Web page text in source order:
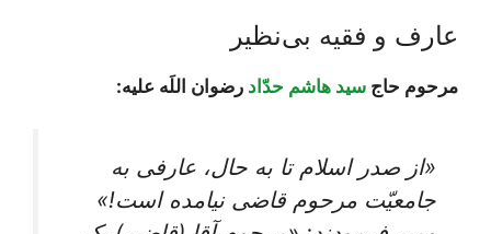
عارف و فقیه بی‌نظیر
مرحوم حاج سید هاشم حدّاد رضوان اللَه علیه:
«از صدر اسلام تا به حال، عارفی به
جامعیّت مرحوم قاضی نیامده است!»